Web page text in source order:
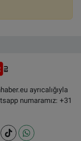
ayrıcalığıyla
numaramız: +31